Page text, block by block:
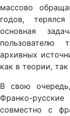
массово
годов,
основная
пользователю
архивных
как в теории,
В свою
Франко-
совместно с